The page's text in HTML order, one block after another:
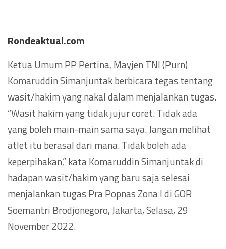
Rondeaktual.com
Ketua Umum PP Pertina, Mayjen TNI (Purn)
Komaruddin Simanjuntak berbicara tegas tentang
wasit/hakim yang nakal dalam menjalankan tugas.
“Wasit hakim yang tidak jujur coret. Tidak ada
yang boleh main-main sama saya. Jangan melihat
atlet itu berasal dari mana. Tidak boleh ada
keperpihakan,” kata Komaruddin Simanjuntak di
hadapan wasit/hakim yang baru saja selesai
menjalankan tugas Pra Popnas Zona I di GOR
Soemantri Brodjonegoro, Jakarta, Selasa, 29
November 2022.